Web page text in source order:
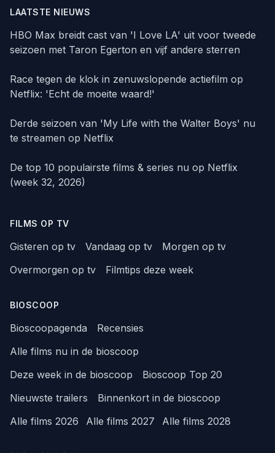
LAATSTE NIEUWS
HBO Max breidt cast van 'I Love LA' uit voor tweede
seizoen met Taron Egerton en vijf andere sterren
Race tegen de klok in zenuwslopende actiefilm op
Netflix: 'Echt de moeite waard!'
Derde seizoen van 'My Life with the Walter Boys' nu
te streamen op Netflix
De top 10 populairste films & series nu op Netflix
(week 32, 2026)
FILMS OP TV
Gisteren op tv Vandaag op tv
Morgen op tv
Overmorgen op tv
Filmtips deze week
BIOSCOOP
Bioscoopagenda
Recensies
Alle films nu in de bioscoop
Deze week in de bioscoop
Bioscoop Top 20
Nieuwste trailers
Binnenkort in de bioscoop
Alle films 2026
Alle films 2027 Alle films 2028